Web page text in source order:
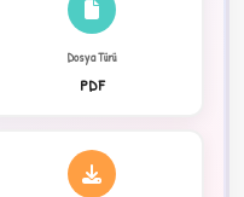
Dosya Türü
PDF